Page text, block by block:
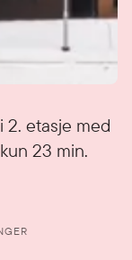
2. etasje med
23 min.